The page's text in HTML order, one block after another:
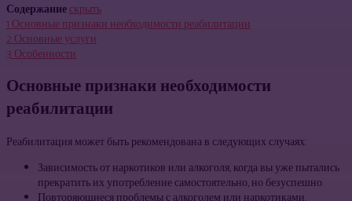
Содержаниескрыть
1Основные признаки необходимости реабилитации
2Основные услуги
3Особенности
Основные признаки необходимости
реабилитации
Реабилитация может быть рекомендована в следующих случаях:
Зависимость от наркотиков или алкоголя, когда вы уже пытались
прекратить их употребление самостоятельно, но безуспешно.